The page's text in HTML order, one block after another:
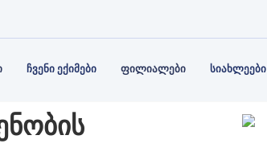
ᲩᲕᲔᲜᲘ ᲔᲥᲘᲛᲔᲑᲘ
ᲤᲘᲚᲘᲐᲚᲔᲑᲘ ᲡᲘᲐᲮᲚᲔᲔᲑᲘ